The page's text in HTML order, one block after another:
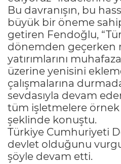
Bu davranışın, bu
büyük bir öneme
getiren Fendoğlu,
dönemden geçerken
yatırımlarını
üzerine yenisini
çalışmalarına
sevdasıyla devam
tüm işletmelere
şeklinde konuştu.
Türkiye Cumhuriyeti
devlet olduğunu
şöyle devam etti.